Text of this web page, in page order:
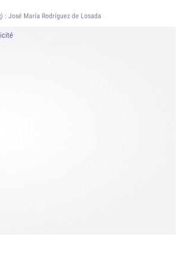
) : José María Rodríguez de Losada